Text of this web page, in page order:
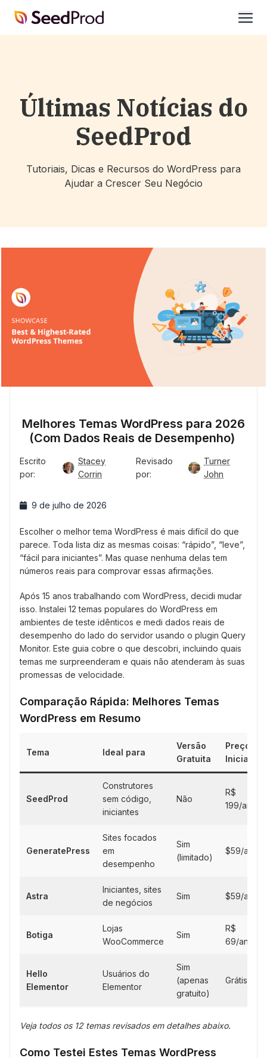
SeedProd
Últimas Notícias do
SeedProd
Tutoriais, Dicas e Recursos do WordPress para
Ajudar a Crescer Seu Negócio
Melhores Temas WordPress para 2026
(Com Dados Reais de Desempenho)
Escrito
por:
Stacey
Corrin
Revisado
por:
Turner
John
9 de julho de 2026
Escolher o melhor tema WordPress é mais difícil do que
parece. Toda lista diz as mesmas coisas: “rápido”, “leve”,
“fácil para iniciantes”. Mas quase nenhuma delas tem
números reais para comprovar essas afirmações.
Após 15 anos trabalhando com WordPress, decidi mudar
isso. Instalei 12 temas populares do WordPress em
ambientes de teste idênticos e medi dados reais de
desempenho do lado do servidor usando o plugin Query
Monitor. Este guia cobre o que descobri, incluindo quais
temas me surpreenderam e quais não atenderam às suas
promessas de velocidade.
Comparação Rápida: Melhores Temas
WordPress em Resumo
Tema Ideal para
Versão
Gratuita
Preço
Inicial
SeedProd
Construtores
sem código,
iniciantes
Não
R$
199/ano
GeneratePress
Sites focados
em
desempenho
Sim
(limitado)
$59/ano
Astra
Iniciantes, sites
de negócios
Sim $59/ano
Botiga
Lojas
WooCommerce
Sim
R$
69/ano
Hello
Elementor
Usuários do
Elementor
Sim
(apenas
gratuito)
Grátis
Veja todos os 12 temas revisados em detalhes abaixo.
Como Testei Estes Temas WordPress